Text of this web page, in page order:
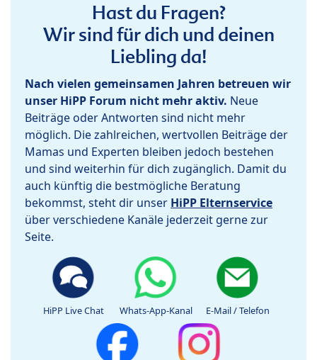
Hast du Fragen?
Wir sind für dich und deinen
Liebling da!
Nach vielen gemeinsamen Jahren betreuen wir
unser HiPP Forum nicht mehr aktiv. Neue
Beiträge oder Antworten sind nicht mehr
möglich. Die zahlreichen, wertvollen Beiträge der
Mamas und Experten bleiben jedoch bestehen
und sind weiterhin für dich zugänglich. Damit du
auch künftig die bestmögliche Beratung
bekommst, steht dir unser HiPP Elternservice
über verschiedene Kanäle jederzeit gerne zur
Seite.
HiPP Live Chat Whats-App-Kanal E-Mail / Telefon